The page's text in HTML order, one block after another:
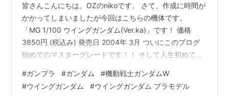
皆さんこんにちは。OZのnikoです。 さて、作成に時間が
かかってしまいましたが今回はこちらの機体です。
「MG 1/100 ウイングガンダム(Ver.ka)」です！ 価格
3850円 (税込み) 発売日 2004年 3月 ついにこのブログ
始めてのマスターグレードです！！ そして人生初めての
トに憧れがありました。 パッケージがいいですよね。美
しい。 そしてこの安さです。古いキットなので色々と注
#ガンプラ #ガンダム #機動戦士ガンダムW
#ウイングガンダム #ウイングガンダム プラモデル